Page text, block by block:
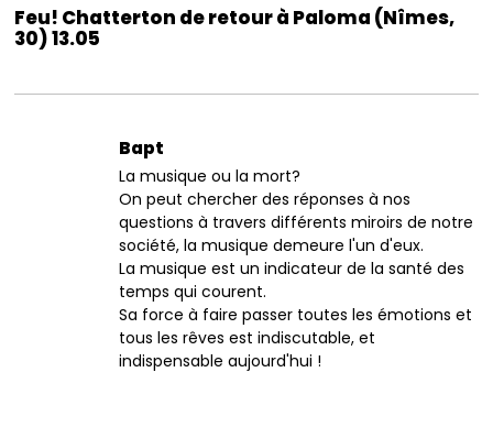
Feu! Chatterton de retour à Paloma (Nîmes,
30) 13.05
Bapt
La musique ou la mort?
On peut chercher des réponses à nos
questions à travers différents miroirs de notre
société, la musique demeure l'un d'eux.
La musique est un indicateur de la santé des
temps qui courent.
Sa force à faire passer toutes les émotions et
tous les rêves est indiscutable, et
indispensable aujourd'hui !